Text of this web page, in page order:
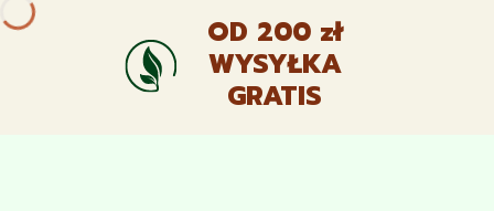
OD 200 zł
WYSYŁKA
GRATIS